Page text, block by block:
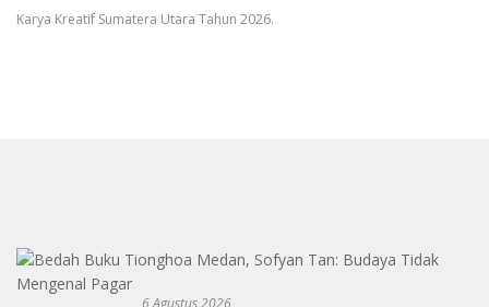
Karya Kreatif Sumatera Utara Tahun 2026.